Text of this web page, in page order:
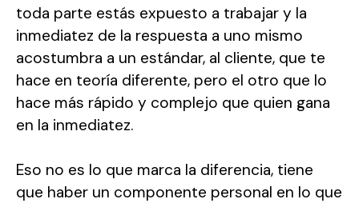
toda parte estás expuesto a trabajar y la
inmediatez de la respuesta a uno mismo
acostumbra a un estándar, al cliente, que te
hace en teoría diferente, pero el otro que lo
hace más rápido y complejo que quien gana
en la inmediatez.
Eso no es lo que marca la diferencia, tiene
que haber un componente personal en lo que